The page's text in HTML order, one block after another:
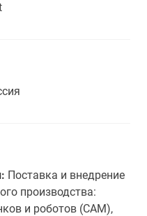
Поставка и внедрение
производства:
и роботов (CAM),